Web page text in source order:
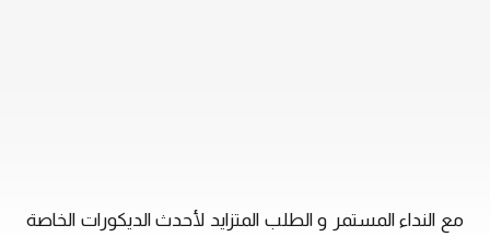
مع النداء المستمر و الطلب المتزايد لأحدث الديكورات الخاصة